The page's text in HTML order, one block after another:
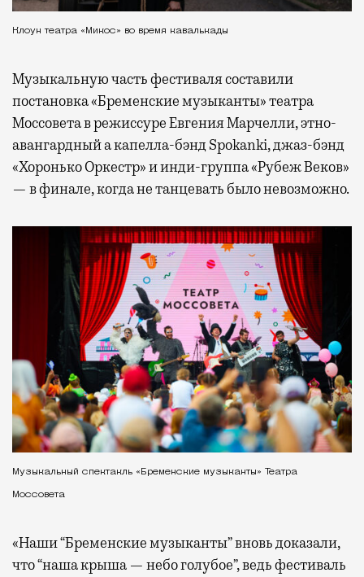
Клоун театра «Микос» во время кавалькады
Музыкальную часть фестиваля составили
постановка «Бременские музыканты» театра
Моссовета в режиссуре Евгения Марчелли, этно-
авангардный а капелла-бэнд Spokanki, джаз-бэнд
«Хоронько Оркестр» и инди-группа «Рубеж Веков»
— в финале, когда не танцевать было невозможно.
Музыкальный спектакль «Бременские музыканты» Театра
Моссовета
«Наши “Бременские музыканты” вновь доказали,
что “наша крыша — небо голубое”, ведь фестиваль